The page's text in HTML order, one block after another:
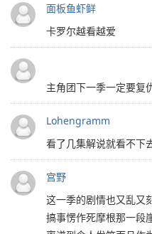
面板鱼虾鲜
卡罗尔越看越爱
主角团下一季一定要复
Lohengramm
看了几集解说就看不下
宫野
这一季的剧情也又乱又
搞事愣作死摩根那一段